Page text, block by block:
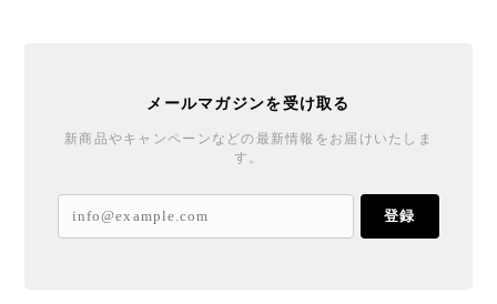
メールマガジンを受け取る
新商品やキャンペーンなどの最新情報をお届けいたしま
す。
登録